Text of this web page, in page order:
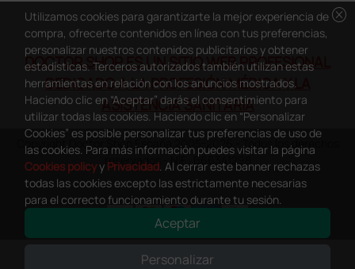
DOCTOR SHOP ES UN SITIO WEB PROFESIONAL
DEDICADO A LA PROFESIÓN MÉDICA Y LA
ASISTENCIA SANITARIA
Copyright Doctor Shop España 2005-2026 - Todos los derechos
reservados - NIF.: B66341298
This site is protected by reCAPTCHA and the Google
cancel
Utilizamos cookies para garantizarte la mejor experiencia de
compra, ofrecerte contenidos en línea con tus preferencias,
personalizar nuestros contenidos publicitarios y obtener
estadísticas. Terceros autorizados también utilizan estas
herramientas en relación con los anuncios mostrados.
Haciendo clic en “Aceptar” darás el consentimiento para
utilizar todas las cookies. Haciendo clic en “Personalizar
Cookies” es posible personalizar tus preferencias de uso de
las cookies. Para más información puedes visitar la página
Cookies policyy Privacidad. Al cerrar este banner rechazas
todas las cookies excepto las estrictamente necesarias
para el correcto funcionamiento durante tu sesión.
Aceptar
Personalizar